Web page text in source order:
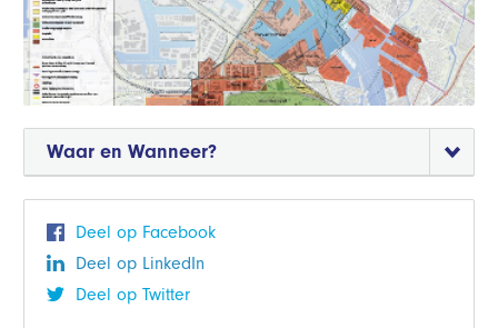
Waar en Wanneer?
Deel op Facebook
Deel op LinkedIn
Deel op Twitter